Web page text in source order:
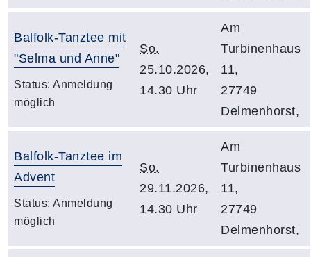
Balfolk-Tanztee mit
"Selma und Anne"
Status: Anmeldung
möglich
So.
25.10.2026,
14.30 Uhr
Am
Turbinenhaus
11,
27749
Delmenhorst,
Balfolk-Tanztee im
Advent
Status: Anmeldung
möglich
So.
29.11.2026,
14.30 Uhr
Am
Turbinenhaus
11,
27749
Delmenhorst,